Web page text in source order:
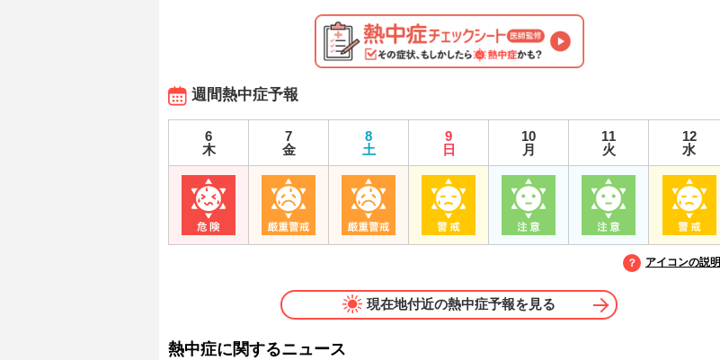
週間熱中症予報
6
木
7
金
8
土
9
日
10
月
11
火
12
水
アイコンの説明
現在地付近の熱中症予報を見る
熱中症に関するニュース